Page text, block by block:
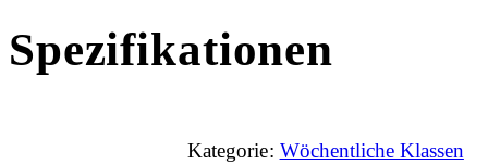
Spezifikationen
Kategorie: Wöchentliche Klassen